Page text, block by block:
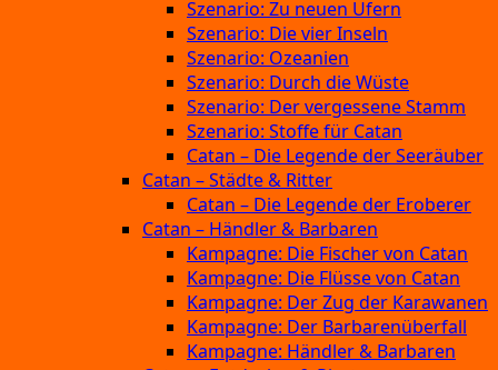
Szenario: Zu neuen Ufern
Szenario: Die vier Inseln
Szenario: Ozeanien
Szenario: Durch die Wüste
Szenario: Der vergessene Stamm
Szenario: Stoffe für Catan
Catan – Die Legende der Seeräuber
Catan – Städte & Ritter
Catan – Die Legende der Eroberer
Catan – Händler & Barbaren
Kampagne: Die Fischer von Catan
Kampagne: Die Flüsse von Catan
Kampagne: Der Zug der Karawanen
Kampagne: Der Barbarenüberfall
Kampagne: Händler & Barbaren